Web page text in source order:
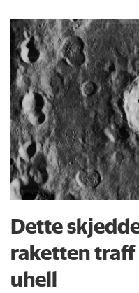
Dette
raketten traff
uhell